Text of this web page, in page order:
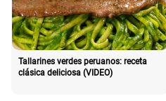
Tallarines verdes peruanos: receta
clásica deliciosa (VIDEO)